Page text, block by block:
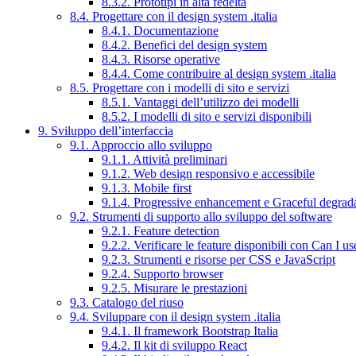
8.4. Progettare con il design system .italia
8.4.1. Documentazione
8.4.2. Benefici del design system
8.4.3. Risorse operative
8.4.4. Come contribuire al design system .italia
8.5. Progettare con i modelli di sito e servizi
8.5.1. Vantaggi dell’utilizzo dei modelli
8.5.2. I modelli di sito e servizi disponibili
9. Sviluppo dell’interfaccia
9.1. Approccio allo sviluppo
9.1.1. Attività preliminari
9.1.2. Web design responsivo e accessibile
9.1.3. Mobile first
9.1.4. Progressive enhancement e Graceful
9.2. Strumenti di supporto allo sviluppo del software
9.2.1. Feature detection
9.2.2. Verificare le feature disponibili con Can I
9.2.3. Strumenti e risorse per CSS e JavaScript
9.2.4. Supporto browser
9.2.5. Misurare le prestazioni
9.3. Catalogo del riuso
9.4. Sviluppare con il design system .italia
9.4.1. Il framework Bootstrap Italia
9.4.2. Il kit di sviluppo React